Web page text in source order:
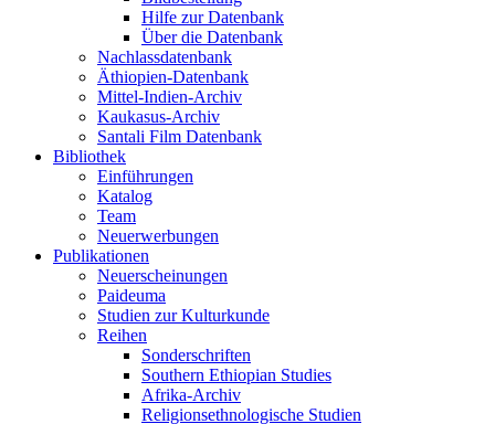
Hilfe zur Datenbank
Über die Datenbank
Nachlassdatenbank
Äthiopien-Datenbank
Mittel-Indien-Archiv
Kaukasus-Archiv
Santali Film Datenbank
Bibliothek
Einführungen
Katalog
Team
Neuerwerbungen
Publikationen
Neuerscheinungen
Paideuma
Studien zur Kulturkunde
Reihen
Sonderschriften
Southern Ethiopian Studies
Afrika-Archiv
Religionsethnologische Studien